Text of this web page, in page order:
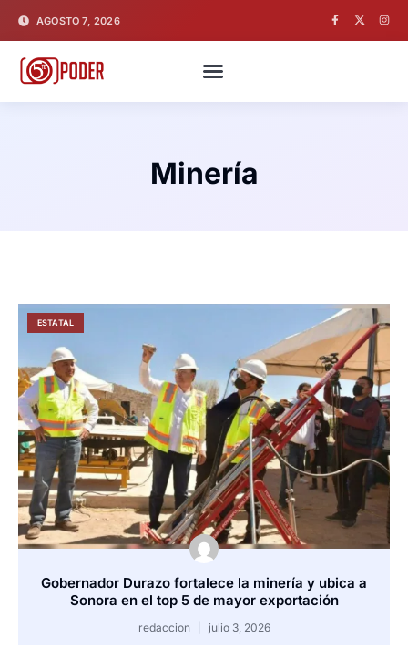
AGOSTO 7, 2026
Minería
ESTATAL
Gobernador Durazo fortalece la minería y ubica a
Sonora en el top 5 de mayor exportación
redaccion julio 3, 2026